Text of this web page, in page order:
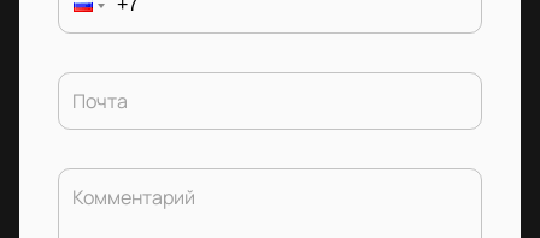
Почта
Комментарий